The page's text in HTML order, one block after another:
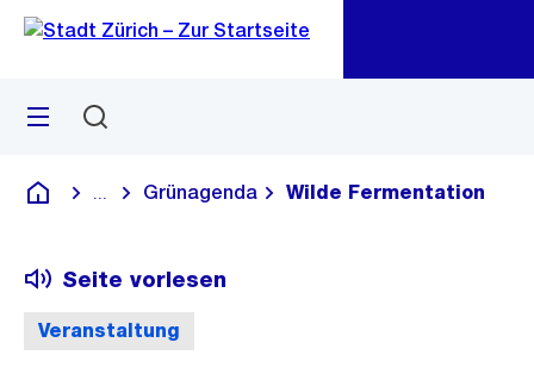
Navigation
Sprunglink
Menü
Deutsch
Blende alle Breadcrumbs ein
Grünagenda Wilde Fermentation
Veranstaltung
Seite vorlesen